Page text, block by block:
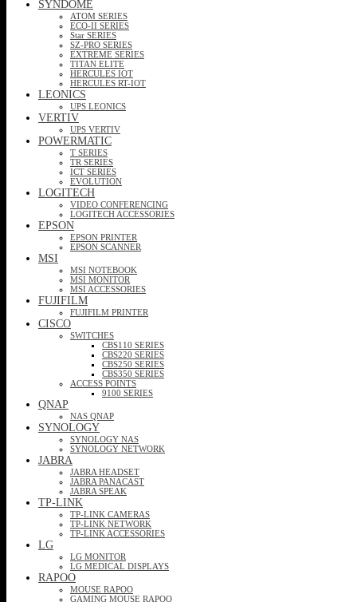
SYNDOME
ATOM SERIES
ECO-II SERIES
Star SERIES
SZ-PRO SERIES
EXTREME SERIES
TITAN ELITE
HERCULES IOT
HERCULES RT-IOT
LEONICS
UPS LEONICS
VERTIV
UPS VERTIV
POWERMATIC
T SERIES
TR SERIES
ICT SERIES
EVOLUTION
LOGITECH
VIDEO CONFERENCING
LOGITECH ACCESSORIES
EPSON
EPSON PRINTER
EPSON SCANNER
MSI
MSI NOTEBOOK
MSI MONITOR
MSI ACCESSORIES
FUJIFILM
FUJIFILM PRINTER
CISCO
SWITCHES
CBS110 SERIES
CBS220 SERIES
CBS250 SERIES
CBS350 SERIES
ACCESS POINTS
9100 SERIES
QNAP
NAS QNAP
SYNOLOGY
SYNOLOGY NAS
SYNOLOGY NETWORK
JABRA
JABRA HEADSET
JABRA PANACAST
JABRA SPEAK
TP-LINK
TP-LINK CAMERAS
TP-LINK NETWORK
TP-LINK ACCESSORIES
LG
LG MONITOR
LG MEDICAL DISPLAYS
RAPOO
MOUSE RAPOO
GAMING MOUSE RAPOO